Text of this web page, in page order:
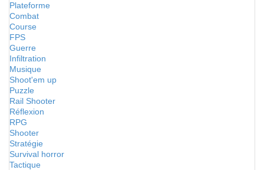
Plateforme
Combat
Course
FPS
Guerre
Infiltration
Musique
Shoot'em up
Puzzle
Rail Shooter
Réflexion
RPG
Shooter
Stratégie
Survival horror
Tactique